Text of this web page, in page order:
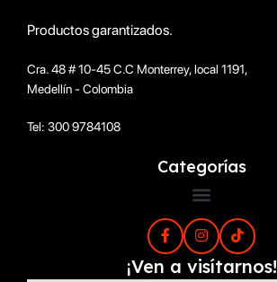
Productos garantizados.
Cra. 48 # 10-45 C.C Monterrey, local 1191,
Medellín - Colombia
Tel: 300 9784108
Categorías
¡Ven a visítarnos!